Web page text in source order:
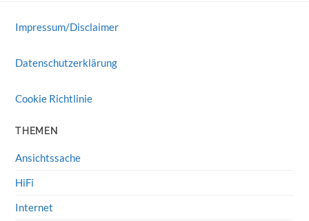
Impressum/Disclaimer
Datenschutzerklärung
Cookie Richtlinie
THEMEN
Ansichtssache
HiFi
Internet